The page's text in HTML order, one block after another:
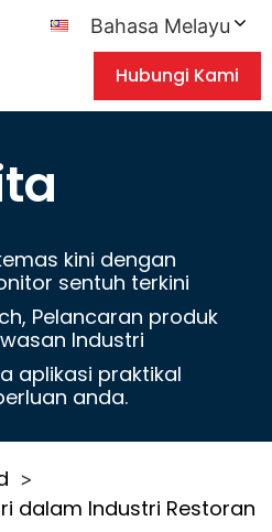
Bahasa Melayu
Hubungi Kami
kini dengan
sentuh terkini
Pelancaran produk
Industri
aplikasi praktikal
anda.
>
dalam Industri Restoran